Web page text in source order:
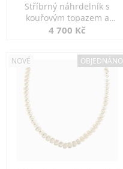
Stříbrný náhrdelník s
kouřovým topazem a
markazity
4 700 Kč
NOVÉ OBJEDNÁNO